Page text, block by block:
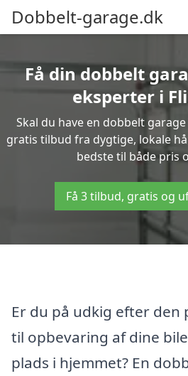
Dobbelt-garage.dk
Få din dobbelt
eksperter i
Skal du have en dobbelt
gratis tilbud fra dygtige, lokale
bedste til både pris
Få 3 tilbud, gratis og
Er du på udkig efter den
til opbevaring af dine
plads i hjemmet? En